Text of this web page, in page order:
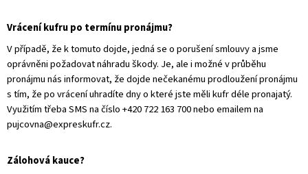
Vrácení kufru po termínu pronájmu?
V případě, že k tomuto dojde, jedná se o porušení smlouvy a jsme
oprávněni požadovat náhradu škody. Je, ale i možné v průběhu
pronájmu nás informovat, že dojde nečekanému prodloužení pronájmu
s tím, že po vrácení uhradíte dny o které jste měli kufr déle pronajatý.
Využitím třeba SMS na číslo +420 722 163 700 nebo emailem na
pujcovna@expreskufr.cz.
Zálohová kauce?